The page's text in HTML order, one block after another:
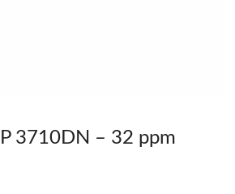
3710DN – 32 ppm